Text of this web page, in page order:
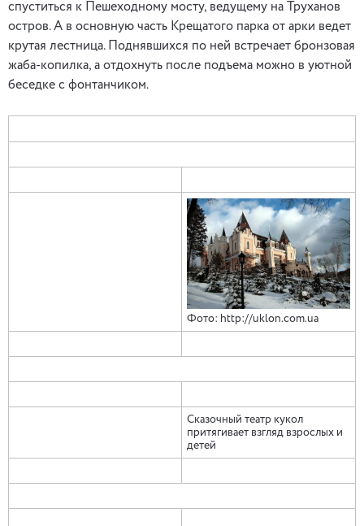
спуститься к Пешеходному мосту, ведущему на Труханов
остров. А в основную часть Крещатого парка от арки ведет
крутая лестница. Поднявшихся по ней встречает бронзовая
жаба-копилка, а отдохнуть после подъема можно в уютной
беседке с фонтанчиком.
Фото: http://uklon.com.ua
Сказочный театр кукол
притягивает взгляд взрослых и
детей